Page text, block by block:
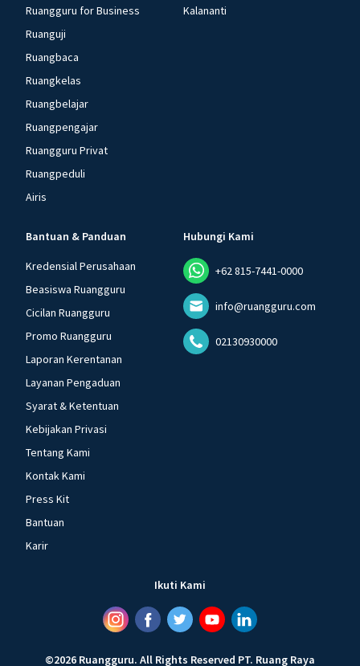
Ruangguru for Business
Ruanguji
Ruangbaca
Ruangkelas
Ruangbelajar
Ruangpengajar
Ruangguru Privat
Ruangpeduli
Airis
Kalananti
Bantuan & Panduan
Kredensial Perusahaan
Beasiswa Ruangguru
Cicilan Ruangguru
Promo Ruangguru
Laporan Kerentanan
Layanan Pengaduan
Syarat & Ketentuan
Kebijakan Privasi
Tentang Kami
Kontak Kami
Press Kit
Bantuan
Karir
Hubungi Kami
+62 815-7441-0000
info@ruangguru.com
02130930000
Ikuti Kami
©2026 Ruangguru. All Rights Reserved PT. Ruang Raya